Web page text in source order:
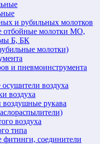
и рубильных молотков
отбойные молотки МО,
Б, БК
молотки)
и пневмоинструмента
воздуха
воздуха
рукава
воздуха
типа
фитинги, соединители